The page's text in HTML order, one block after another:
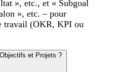
», etc., et « Subgoal
», etc. – pour
travail (OKR, KPI ou
et Projets ?